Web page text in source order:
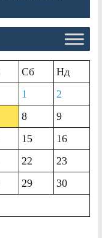
Сб
Нд
1
2
8
9
15
16
22
23
29
30